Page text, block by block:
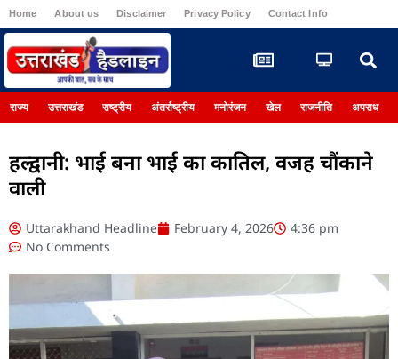
Home About us Disclaimer Privacy Policy Contact Info
राज्य उत्तराखंड राष्ट्रीय अंतर्राष्ट्रीय मनोरंजन खेल राजनीति अपराध
हल्द्वानी: भाई बना भाई का कातिल, वजह चौंकाने
वाली
Uttarakhand Headline February 4, 2026
4:36 pm
No Comments